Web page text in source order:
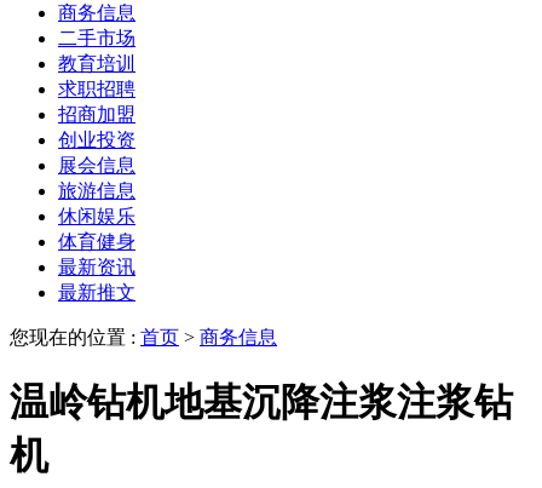
商务信息
二手市场
教育培训
求职招聘
招商加盟
创业投资
展会信息
旅游信息
休闲娱乐
体育健身
最新资讯
最新推文
您现在的位置 : 首页 > 商务信息
温岭钻机地基沉降注浆注浆钻
机